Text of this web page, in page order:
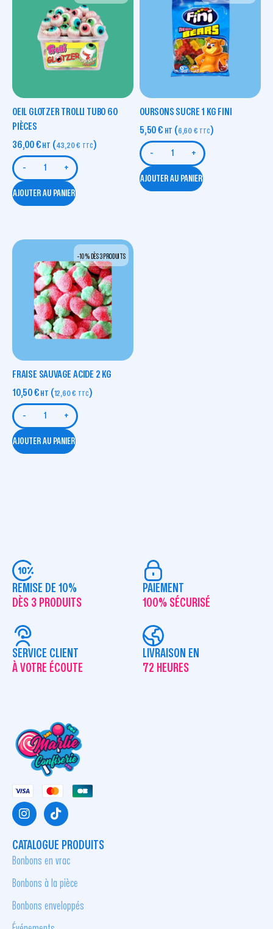
OEIL GLOTZER TROLLI TUBO 60
PIÈCES
36,00€ HT (43,20€ TTC)
- +
AJOUTER AU PANIER
OURSONS SUCRE 1 KG FINI
5,50€ HT (6,60 € TTC)
- +
AJOUTER AU PANIER
-10 % DÈS 3 PRODUITS
FRAISE SAUVAGE ACIDE 2 KG
10,50€ HT (12,60€ TTC)
- +
AJOUTER AU PANIER
REMISE DE 10%
DÈS 3 PRODUITS
PAIEMENT
100% SÉCURISÉ
SERVICE CLIENT
À VOTRE ÉCOUTE
LIVRAISON EN
72 HEURES
CATALOGUE PRODUITS
Bonbons en vrac
Bonbons à la pièce
Bonbons enveloppés